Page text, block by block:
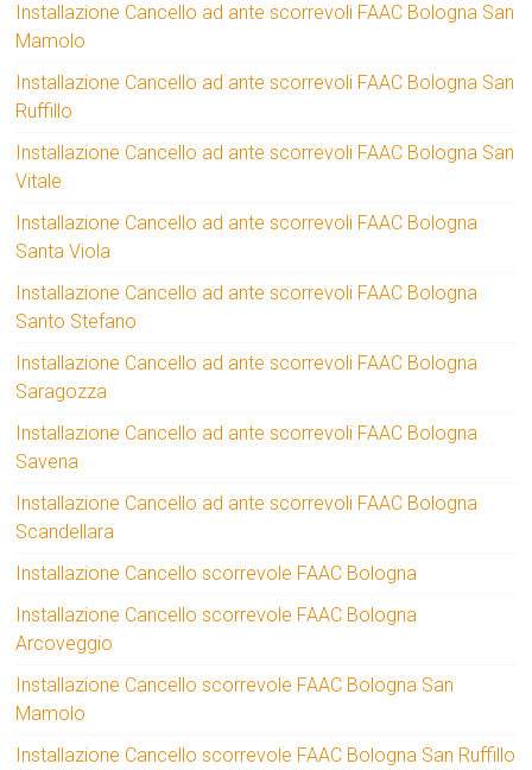
Installazione Cancello ad ante scorrevoli FAAC Bologna San
Mamolo
Installazione Cancello ad ante scorrevoli FAAC Bologna San
Ruffillo
Installazione Cancello ad ante scorrevoli FAAC Bologna San
Vitale
Installazione Cancello ad ante scorrevoli FAAC Bologna
Santa Viola
Installazione Cancello ad ante scorrevoli FAAC Bologna
Santo Stefano
Installazione Cancello ad ante scorrevoli FAAC Bologna
Saragozza
Installazione Cancello ad ante scorrevoli FAAC Bologna
Savena
Installazione Cancello ad ante scorrevoli FAAC Bologna
Scandellara
Installazione Cancello scorrevole FAAC Bologna
Installazione Cancello scorrevole FAAC Bologna
Arcoveggio
Installazione Cancello scorrevole FAAC Bologna San
Mamolo
Installazione Cancello scorrevole FAAC Bologna San Ruffillo